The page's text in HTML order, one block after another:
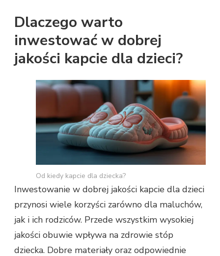
Dlaczego warto
inwestować w dobrej
jakości kapcie dla dzieci?
Od kiedy kapcie dla dziecka?
Inwestowanie w dobrej jakości kapcie dla dzieci
przynosi wiele korzyści zarówno dla maluchów,
jak i ich rodziców. Przede wszystkim wysokiej
jakości obuwie wpływa na zdrowie stóp
dziecka. Dobre materiały oraz odpowiednie